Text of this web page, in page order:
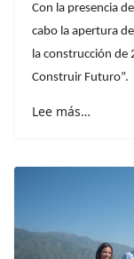
Con la presencia
cabo la apertura
la construcción de
Construir Futuro”.
Lee más…